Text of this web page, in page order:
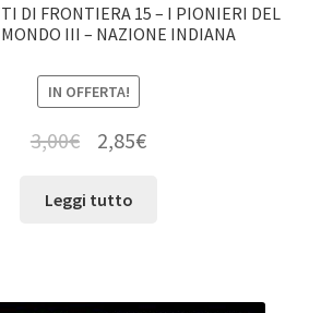
DI FRONTIERA 15 – I PIONIERI DEL
III – NAZIONE INDIANA
IN OFFERTA!
3,00€ 2,85€
Leggi tutto